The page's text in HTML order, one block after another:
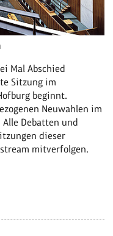
Mal Abschied
Sitzung im
beginnt.
Neuwahlen im
Debatten und
dieser
mitverfolgen.